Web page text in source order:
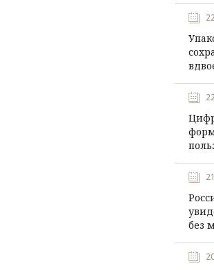
без